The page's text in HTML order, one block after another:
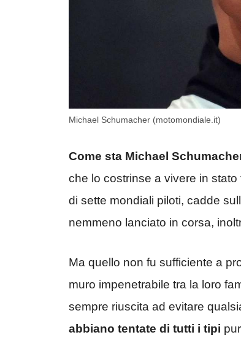
Michael Schumacher (motomondiale.it)
Come sta Michael
che lo costrinse a vivere in
di sette mondiali piloti, cadde
nemmeno lanciato in corsa,
Ma quello non fu sufficiente a
muro impenetrabile tra la loro
sempre riuscita ad evitare
abbiano tentate di tutti i tipi